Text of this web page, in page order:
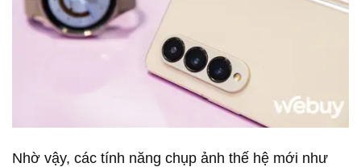
Nhờ vậy, các tính năng chụp ảnh thế hệ mới như